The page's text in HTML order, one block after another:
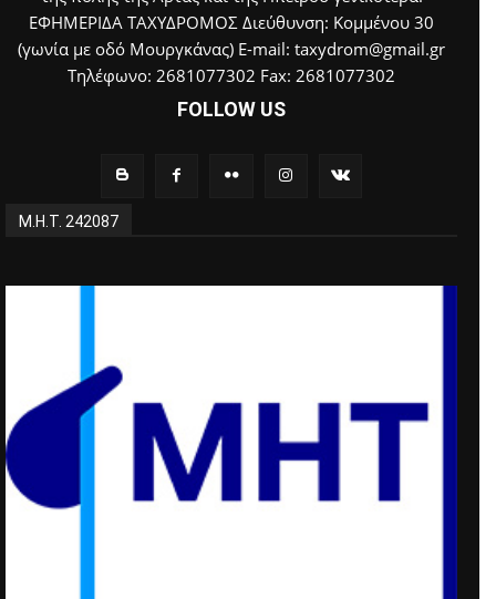
ΕΦΗΜΕΡΙΔΑ ΤΑΧΥΔΡΟΜΟΣ Διεύθυνση: Κομμένου 30
(γωνία με οδό Μουργκάνας) E-mail: taxydrom@gmail.gr
Τηλέφωνο: 2681077302 Fax: 2681077302
FOLLOW US
Μ.Η.Τ. 242087